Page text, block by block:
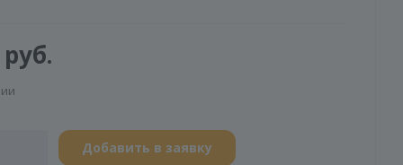
заключается в создании вибраций,
вглубь бетонной смеси или другого
пузыри и достичь более равномерного
материалов.
руб.
Добавить в заявку